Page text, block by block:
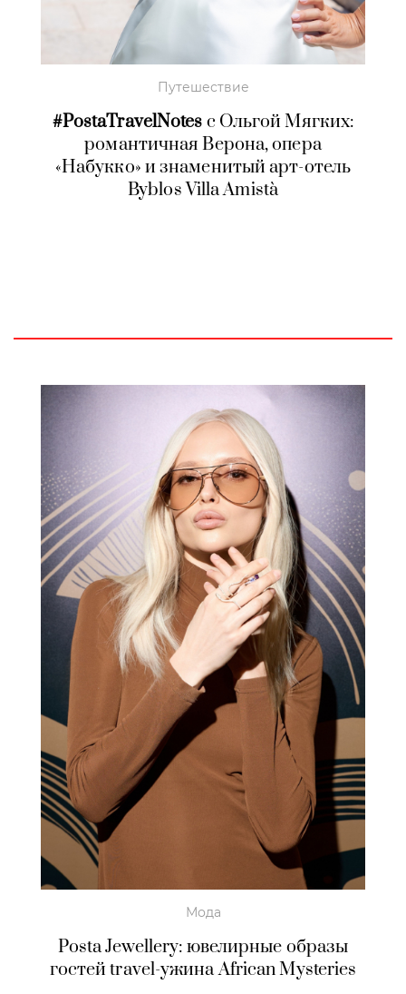
Путешествие
#PostaTravelNotes с Ольгой Мягких:
романтичная Верона, опера
«Набукко» и знаменитый арт-отель
Byblos Villa Amistà
Мода
Posta Jewellery: ювелирные образы
гостей travel-ужина African Mysteries